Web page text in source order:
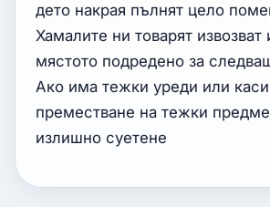
дето накрая пълнят цело
Хамалите ни товарят извозват
мястото подредено за
Ако има тежки уреди или
преместване на тежки
излишно суетене